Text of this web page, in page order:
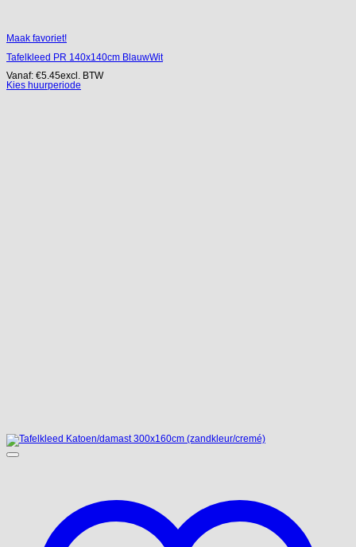
Maak favoriet!
Tafelkleed PR 140x140cm BlauwWit
Vanaf: €5.45excl. BTW
Kies huurperiode